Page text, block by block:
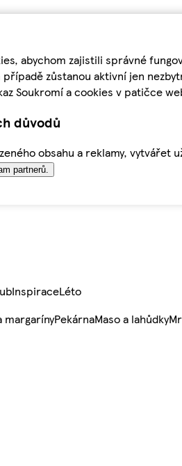
abychom zajistili správné
zůstanou aktivní jen
Soukromí a cookies v patičce
důvodů
obsahu a reklamy,
partnerů.
InspiraceLéto
margarínyPekárnaMaso a lahůdky